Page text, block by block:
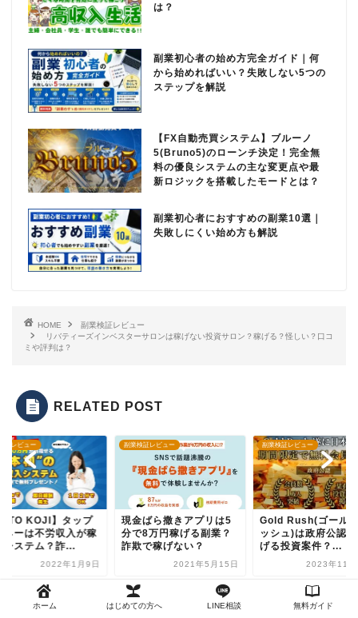
は？
副業初心者の始め方完全ガイド｜何
から始めればいい？失敗しない5つの
ステップを解説
【FX自動売買システム】ブルーノ
5(Bruno5)のローンチ決定！完全無
料の優良システムの主な変更点や最
新ロジックを搭載したモードとは？
副業初心者におすすめの副業10選｜
失敗しにくい始め方も解説
HOME
副業検証レビュー
リバティーズインベスターサロンは稼げない投資サロン？稼げる？怪しい？口コ
ミや評判は？
RELATED POST
証レビュー
KOJI】タップ
ネーは不労収入が稼
システム？詐...
2022年1月9日
副業検証レビュー
現金ばら撒きアプリは5
分で8万円稼げる副業？
詐欺で稼げない？
2021年5月15日
副業検証レビュー
Gold Rush(ゴール
ッシュ)は政府公認
げる投資案件？...
2023年11月
ホーム はじめての方へ LINE相談 無料ガイド